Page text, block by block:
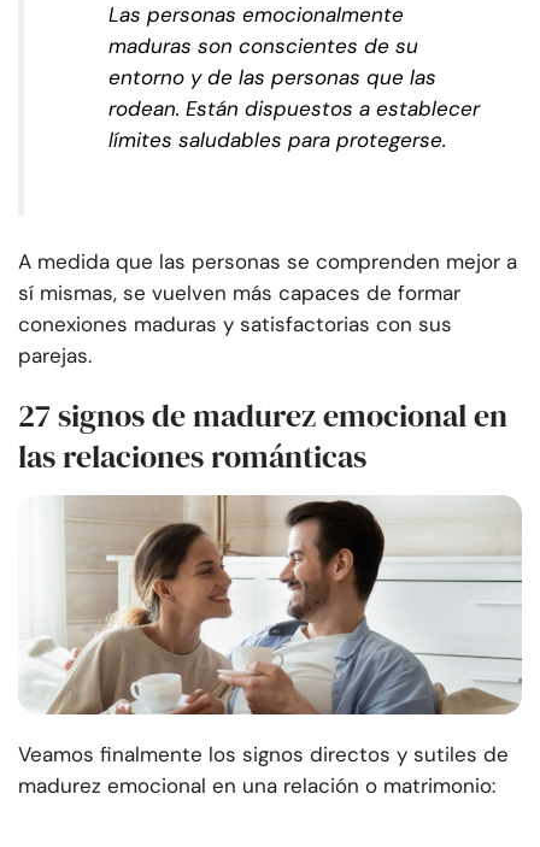
Las personas emocionalmente
maduras son conscientes de su
entorno y de las personas que las
rodean. Están dispuestos a establecer
límites saludables para protegerse.
A medida que las personas se comprenden mejor a
sí mismas, se vuelven más capaces de formar
conexiones maduras y satisfactorias con sus
parejas.
27 signos de madurez emocional en
las relaciones románticas
Veamos finalmente los signos directos y sutiles de
madurez emocional en una relación o matrimonio: